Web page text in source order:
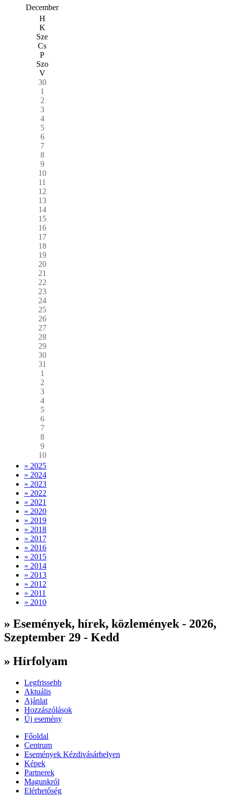
December
H
K
Sze
Cs
P
Szo
V
30
1
2
3
4
5
6
7
8
9
10
11
12
13
14
15
16
17
18
19
20
21
22
23
24
25
26
27
28
29
30
31
1
2
3
4
5
6
7
8
9
10
» 2025
» 2024
» 2023
» 2022
» 2021
» 2020
» 2019
» 2018
» 2017
» 2016
» 2015
» 2014
» 2013
» 2012
» 2011
» 2010
» Események, hírek, közlemények - 2026,
Szeptember 29 - Kedd
» Hírfolyam
Legfrissebb
Aktuális
Ajánlat
Hozzászólások
Új esemény
Főoldal
Centrum
Események Kézdivásárhelyen
Képek
Partnerek
Magunkról
Elérhetőség